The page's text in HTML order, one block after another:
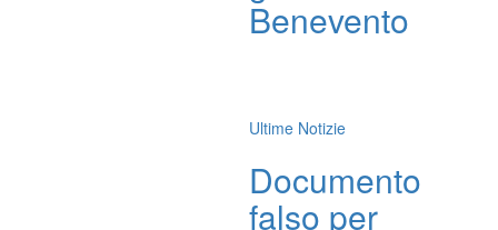
Benevento
Ultime Notizie
Documento
falso per